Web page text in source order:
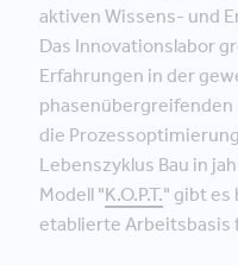
aktiven Wissens- und
Das Innovationslabor
Erfahrungen in der
phasenübergreifenden
die
Lebenszyklus Bau in
Modell "K.O.P.T." gibt es
etablierte Arbeitsbasis